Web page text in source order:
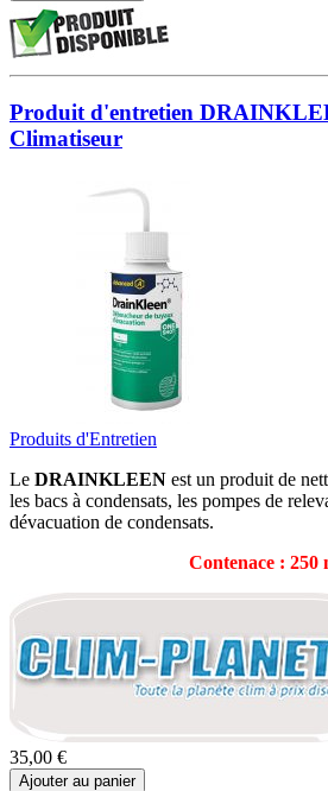
Produit d'entretien
Climatiseur
Produits d'Entretien
Le DRAINKLEEN est un produit de
les bacs à condensats, les pompes de
dévacuation de condensats.
Contenace : 250
35,00 €
Ajouter au panier